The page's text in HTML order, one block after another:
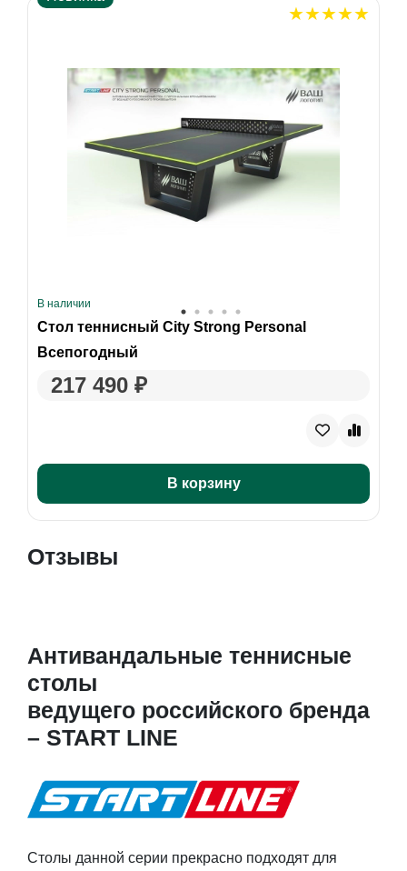
В наличии
Стол теннисный City Strong Personal
Всепогодный
217 490 ₽
В корзину
Отзывы
Антивандальные теннисные
столы
ведущего российского бренда
– START LINE
Столы данной серии прекрасно подходят для